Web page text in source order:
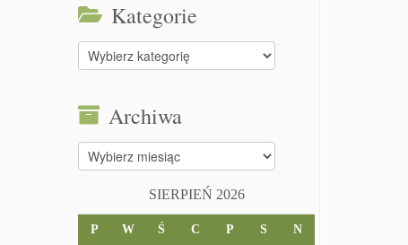
Kategorie
Kategorie
Archiwa
Archiwa
SIERPIEŃ 2026
P W Ś C P S N